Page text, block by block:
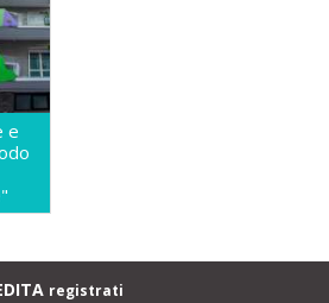
e
registrati